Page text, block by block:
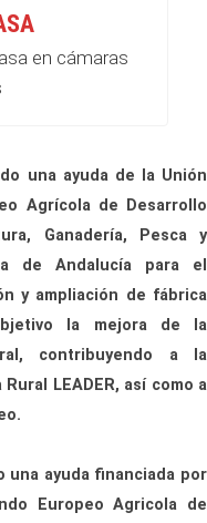
en cámaras
una ayuda de la Unión
Agrícola de Desarrollo
Ganadería, Pesca y
de Andalucía para el
y ampliación de fábrica
la mejora de la
contribuyendo a la
LEADER, así como a
una ayuda financiada por
Europeo Agricola de